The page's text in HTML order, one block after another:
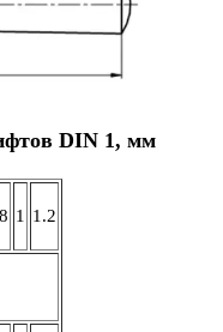
DIN 1, мм
1 1.2